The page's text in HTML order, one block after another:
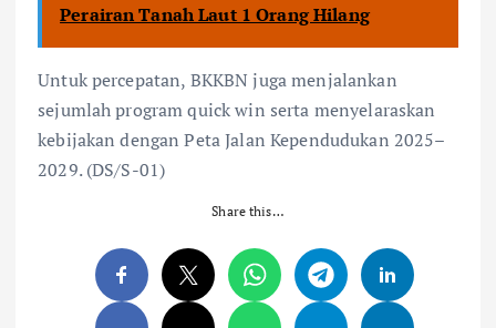
Perairan Tanah Laut 1 Orang Hilang
Untuk percepatan, BKKBN juga menjalankan
sejumlah program quick win serta menyelaraskan
kebijakan dengan Peta Jalan Kependudukan 2025–
2029. (DS/S-01)
Share this…